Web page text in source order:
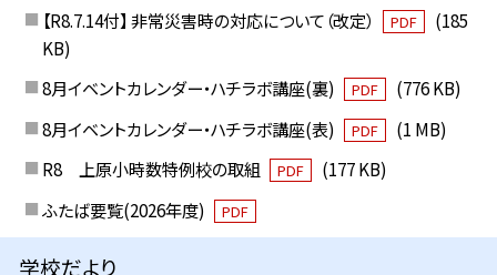
【R8.7.14付】 非常災害時の対応について（改定） PDF
(185
KB)
8月イベントカレンダー・ハチラボ講座(裏)
PDF
(776 KB)
8月イベントカレンダー・ハチラボ講座(表)
PDF
(1 MB)
R8 上原小時数特例校の取組
PDF
(177 KB)
ふたば要覧(2026年度)
PDF
学校だより